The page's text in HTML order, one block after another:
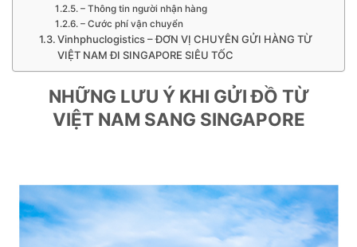
– Thông tin người nhận hàng
– Cước phí vận chuyển
Vinhphuclogistics – ĐƠN VỊ CHUYÊN GỬI HÀNG TỪ
VIỆT NAM ĐI SINGAPORE SIÊU TỐC
NHỮNG LƯU Ý KHI GỬI ĐỒ TỪ
VIỆT NAM SANG SINGAPORE